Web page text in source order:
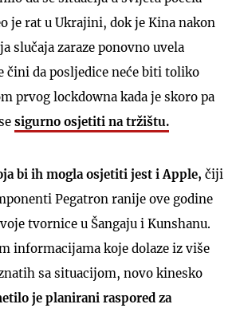
je rat u Ukrajini, dok je Kina nakon
slučaja zaraze ponovno uvela
čini da posljedice neće biti toliko
prvog lockdowna kada je skoro pa
sigurno osjetiti na tržištu.
bi ih mogla osjetiti jest i Apple, čiji
Pegatron ranije ove godine
tvornice u Šangaju i Kunshanu.
informacijama koje dolaze iz više
sa situacijom, novo kinesko
je planirani raspored za